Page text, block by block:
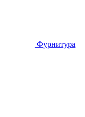
Фурнитура